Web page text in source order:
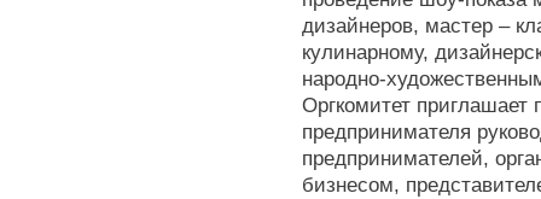
дизайнеров, мастер –
кулинарному,
народно-
Оргкомитет приглашает
предпринимателя
предпринимателей,
бизнесом,